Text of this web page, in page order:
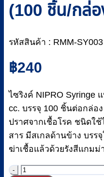
(100 ชิ้น/กล่
รหัสสินค้า : RMM-SY003
฿240
ไซริงค์ NIPRO Syringe
cc. บรรจุ 100 ชิ้นต่อกล่อ
ปราศจากเชื้อโรค ชนิดใ
สาร มีสเกลด้านข้าง บรร
ฆ่าเชื้อแล้วด้วยรังสีแกมม่
จำนวน